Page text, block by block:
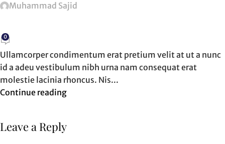
Muhammad Sajid
0
Ullamcorper condimentum erat pretium velit at ut a nunc
id a adeu vestibulum nibh urna nam consequat erat
molestie lacinia rhoncus. Nis...
Continue reading
Leave a Reply